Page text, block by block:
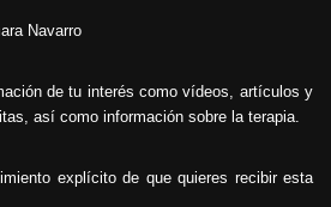
Navarro
de tu interés como vídeos, artículos y
así como información sobre la terapia.
explícito de que quieres recibir esta